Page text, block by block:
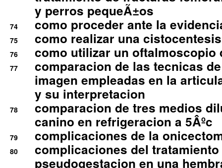
y perros pequeÃ±os
74 como proceder ante la
75 como realizar una
76 como utilizar un oftalmoscopio
77
comparacion de las tecnicas
imagen empleadas en la
y su interpretacion
78
comparacion de tres medios
canino en refrigeracion a 5Âºc
79 complicaciones de la
80
complicaciones del
pseudogestacion en una